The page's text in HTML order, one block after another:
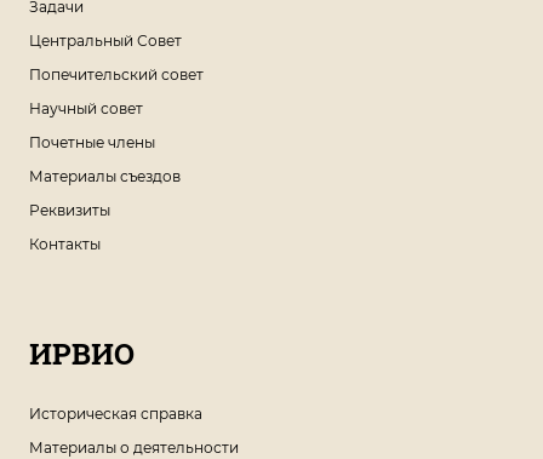
Задачи
Центральный Совет
Попечительский совет
Научный совет
Почетные члены
Материалы съездов
Реквизиты
Контакты
ИРВИО
Историческая справка
Материалы о деятельности